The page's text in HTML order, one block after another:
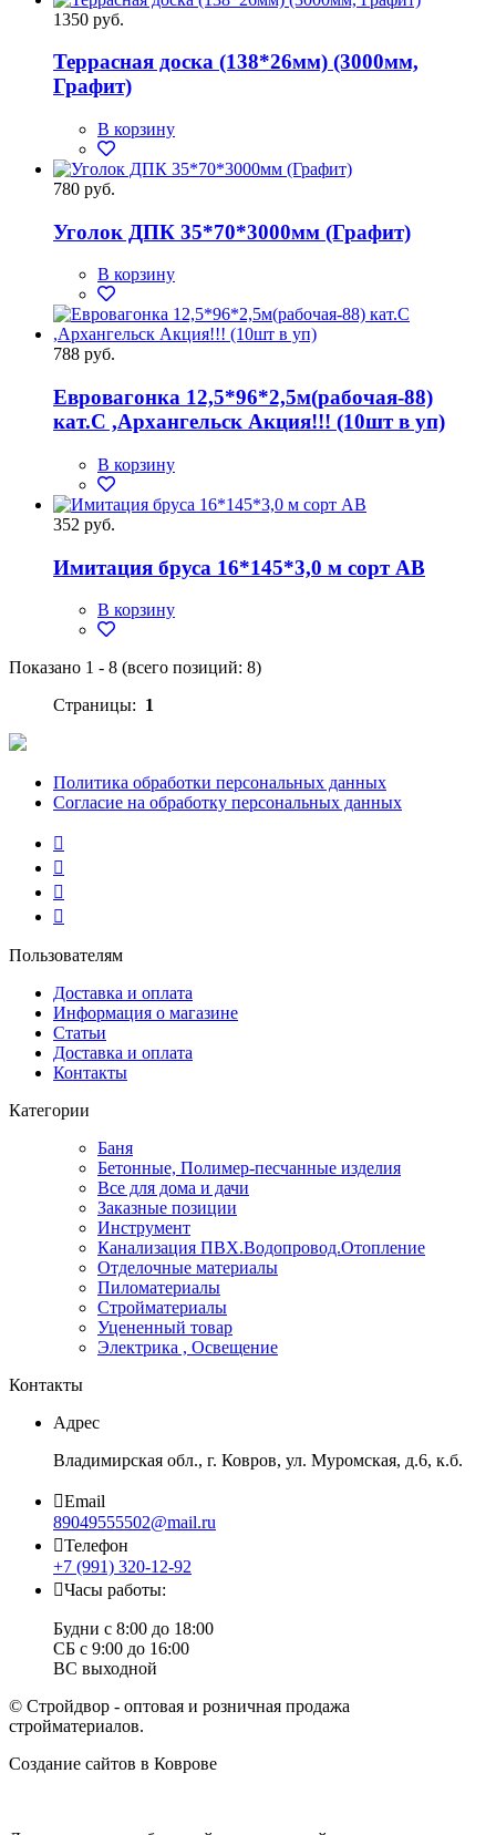
1350 руб.
Террасная доска (138*26мм) (3000мм,
Графит)
В корзину
780 руб.
Уголок ДПК 35*70*3000мм (Графит)
В корзину
788 руб.
Евровагонка 12,5*96*2,5м(рабочая-88)
кат.С ,Архангельск Акция!!! (10шт в уп)
В корзину
352 руб.
Имитация бруса 16*145*3,0 м сорт АВ
В корзину
Показано 1 - 8 (всего позиций: 8)
Страницы: 1
Политика обработки персональных данных
Согласие на обработку персональных данных
Пользователям
Доставка и оплата
Информация о магазине
Статьи
Доставка и оплата
Контакты
Категории
Баня
Бетонные, Полимер-песчанные изделия
Все для дома и дачи
Заказные позиции
Инструмент
Канализация ПВХ.Водопровод.Отопление
Отделочные материалы
Пиломатериалы
Стройматериалы
Уцененный товар
Электрика , Освещение
Контакты
Адрес
Владимирская обл., г. Ковров, ул. Муромская, д.6, к.б.
Email
89049555502@mail.ru
Телефон
+7 (991) 320-12-92
Часы работы:
Будни с 8:00 до 18:00
СБ с 9:00 до 16:00
ВС выходной
© Стройдвор - оптовая и розничная продажа
стройматериалов.
Создание сайтов в Коврове